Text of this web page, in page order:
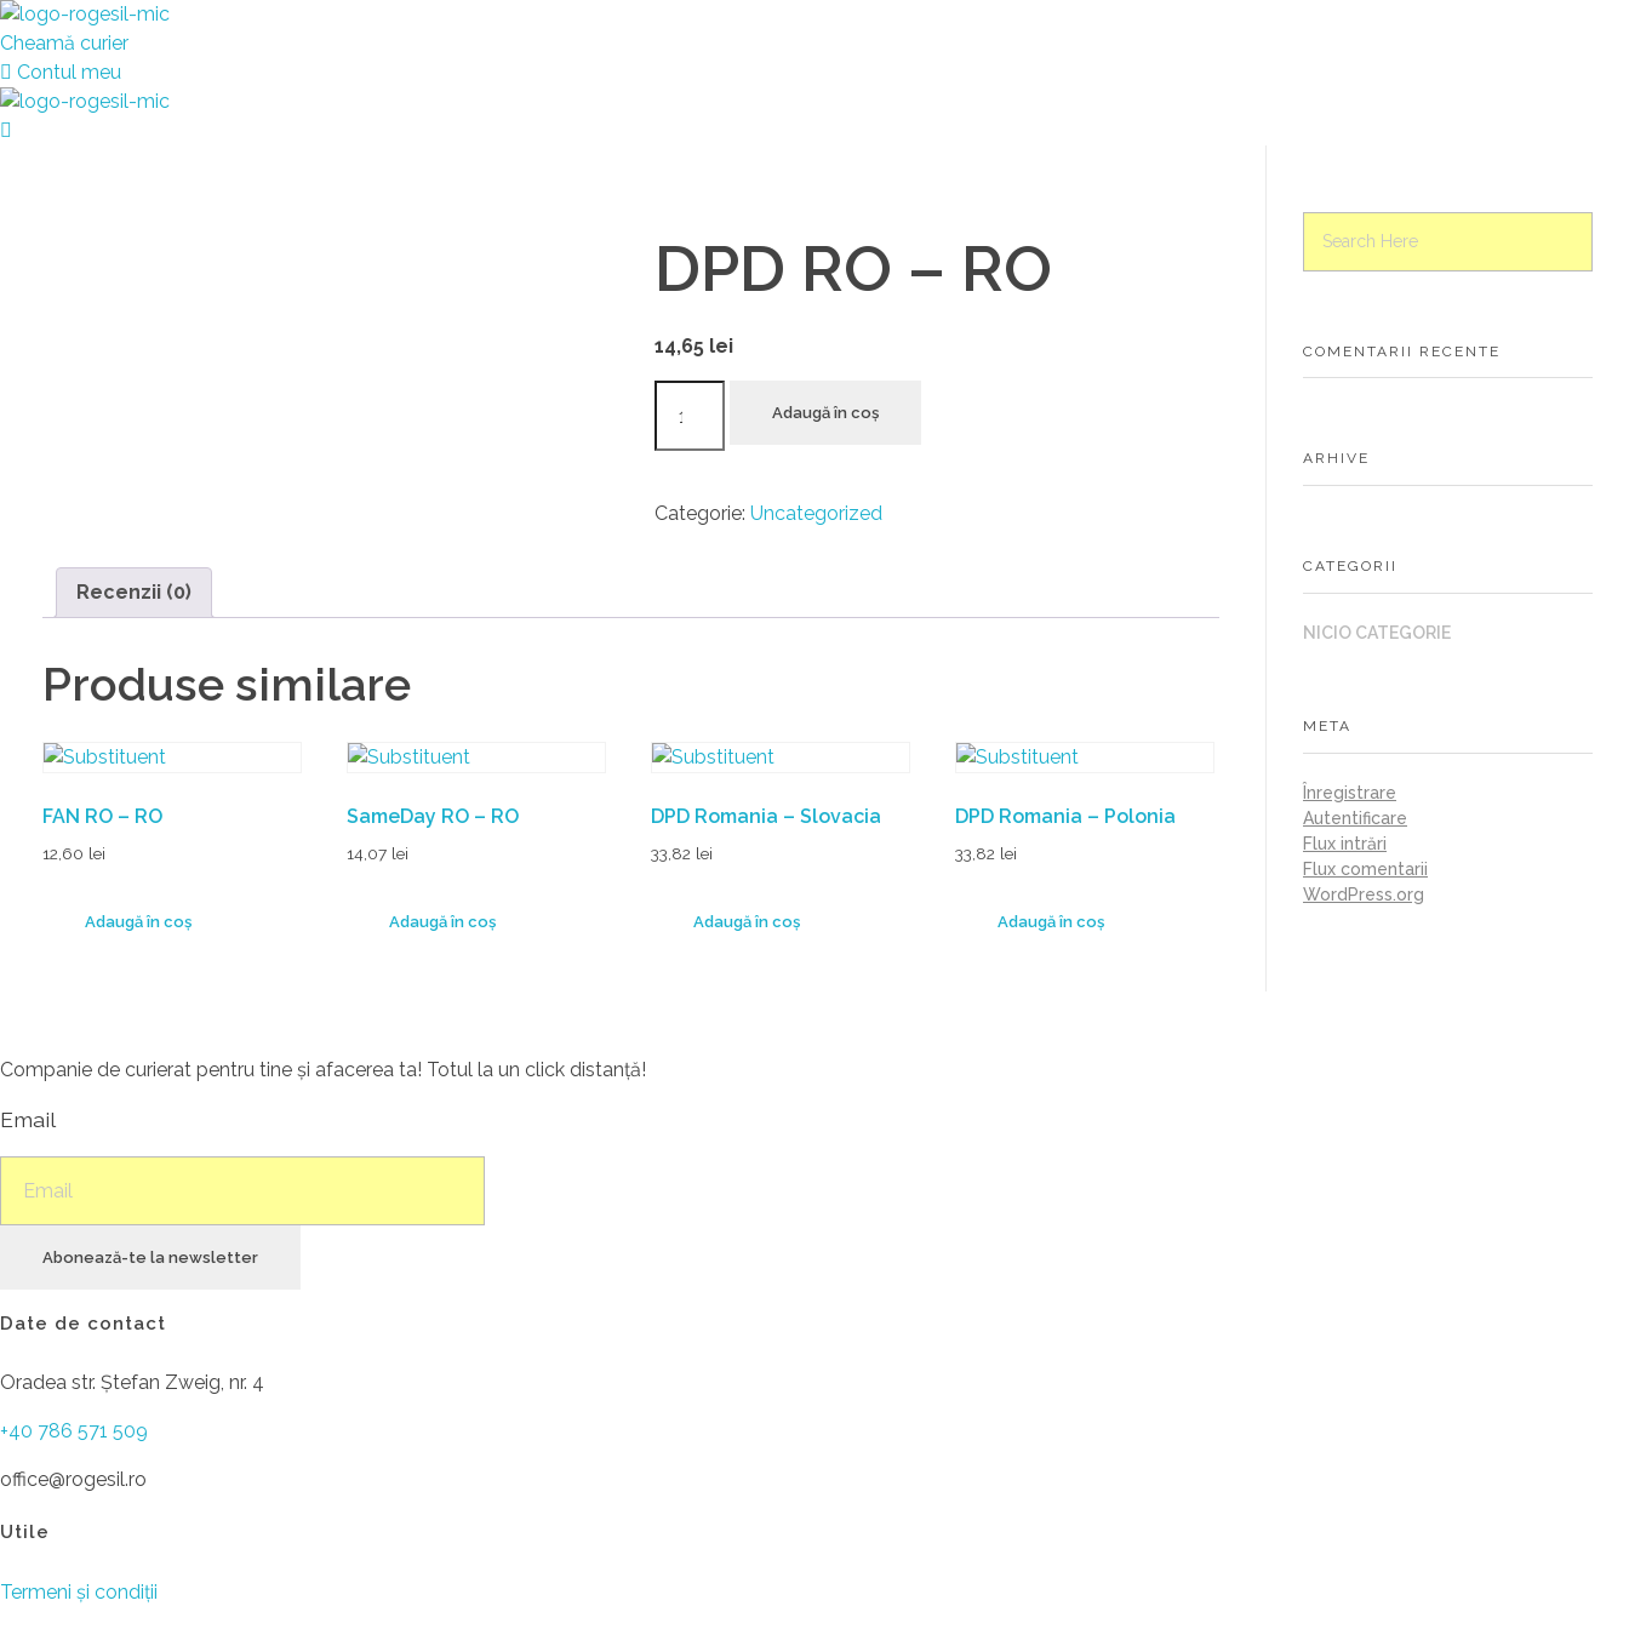
Rogesil
Curierul tău online!
Cheamă curier
Contul meu
DPD RO – RO
14,65 lei
DPD
RO
RO
Adaugă în coș
Categorie: Uncategorized
Recenzii (0)
Produse similare
FAN RO – RO
12,60 lei
Adaugă în coș
SameDay RO – RO
14,07 lei
Adaugă în coș
DPD Romania – Slovacia
33,82 lei
Adaugă în coș
DPD Romania – Polonia
33,82 lei
Adaugă în coș
COMENTARII RECENTE
ARHIVE
CATEGORII
NICIO CATEGORIE
META
Înregistrare
Autentificare
Flux intrări
Flux comentarii
WordPress.org
Companie de curierat pentru tine și afacerea ta! Totul la un click distanță!
Email
Abonează-te la newsletter
Date de contact
Oradea str. Ștefan Zweig, nr. 4
+40 786 571 509
office@rogesil.ro
Utile
Termeni și condiții